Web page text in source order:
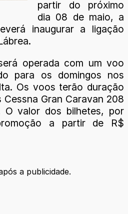
partir do próximo
dia 08 de maio, a
inaugurar a ligação
operada com um voo
para os domingos nos
Os voos terão duração
Gran Caravan 208
O valor dos bilhetes, por
a partir de R$
a publicidade.